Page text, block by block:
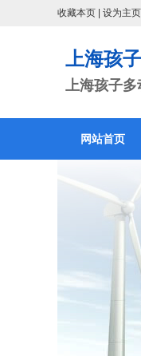
收藏本页 设为主页
上海孩
上海孩子多
网站首页